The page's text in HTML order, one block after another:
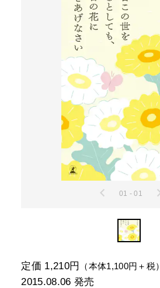
01 - 01
定価 1,210円 （本体1,100円＋税）
2015.08.06 発売